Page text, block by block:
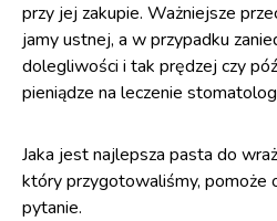
przy jej zakupie. Ważniejsze
jamy ustnej, a w przypadku
dolegliwości i tak prędzej czy
pieniądze na leczenie
Jaka jest najlepsza pasta do
który przygotowaliśmy, pomoże
pytanie.